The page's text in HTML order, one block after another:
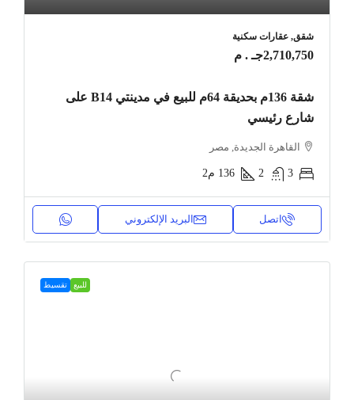
شقق, عقارات سكنية
2,710,750جـ . م
شقة 136م بحديقة 64م للبيع في مدينتي B14 على
شارع رئيسي
القاهرة الجديدة, مصر
3
2
136 م2
اتصل البريد الإلكتروني
للبيع تقسيط